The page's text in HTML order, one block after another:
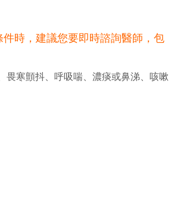
時，建議您要即時諮詢醫師，包
寒顫抖、呼吸喘、濃痰或鼻涕、咳嗽